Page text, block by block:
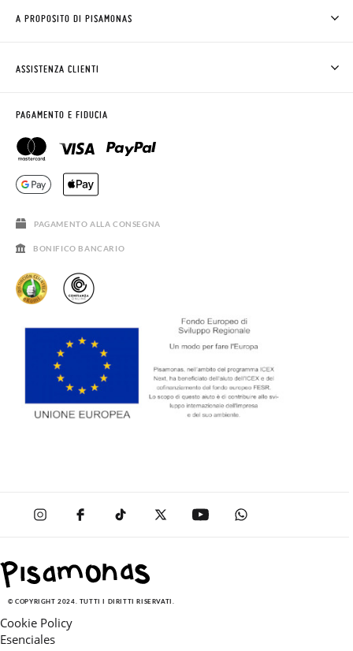
A PROPOSITO DI PISAMONAS
CLUB PISAMONAS
BLOG & NEWS
AVVISO LEGALE, PRIVACY E COOKIES
GUIDA ALLE TAGLIE
ASSISTENZA CLIENTI
RICHIEDERE RESO
CONTATTO
ORARIO PISAMONAS
DOMANDE FREQUENTI
PAGAMENTO E FIDUCIA
PAGAMENTO ALLA CONSEGNA
BONIFICO BANCARIO
© COPYRIGHT 2024. TUTTI I DIRITTI RISERVATI.
Cookie Policy
Esenciales